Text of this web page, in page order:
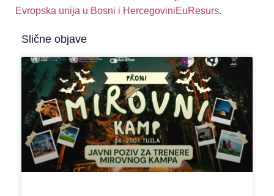
Evropska unija u Bosni i HercegoviniEuResurs.
Slične objave